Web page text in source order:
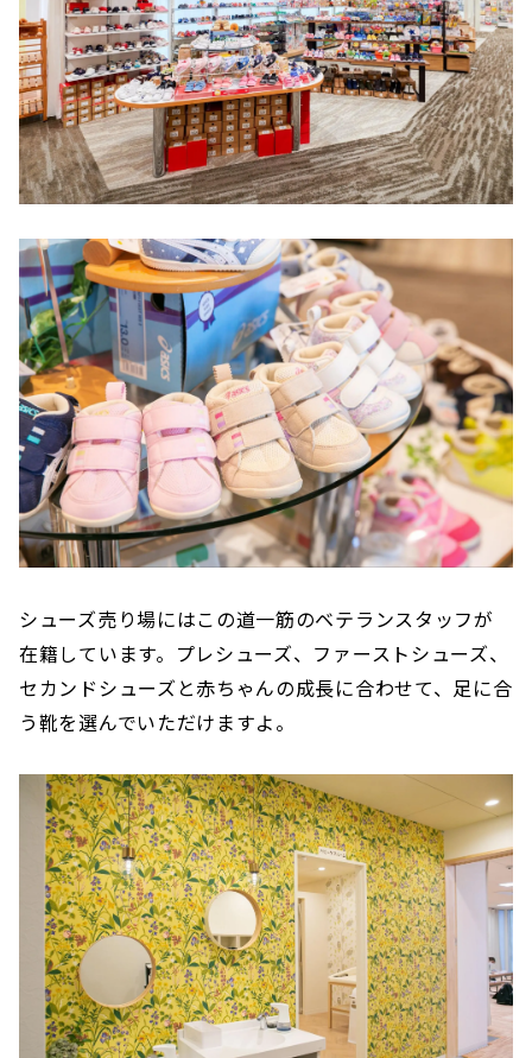
シューズ売り場にはこの道一筋のベテランスタッフが
在籍しています。プレシューズ、ファーストシューズ、
セカンドシューズと赤ちゃんの成長に合わせて、足に合
う靴を選んでいただけますよ。